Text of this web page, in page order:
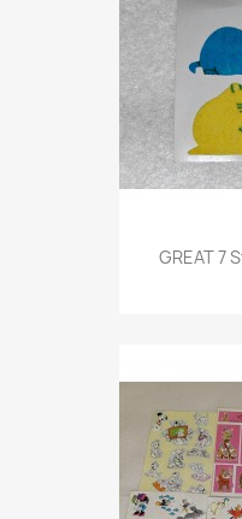
GREAT 7